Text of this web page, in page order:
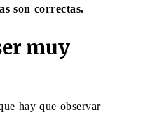
son correctas.
muy
hay que observar